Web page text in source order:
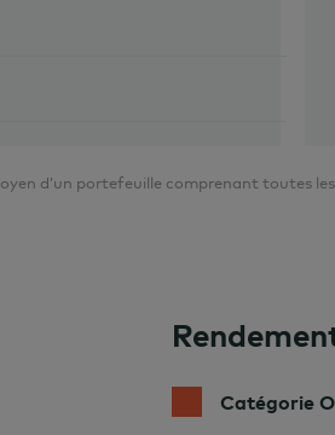
d’un portefeuille comprenant toutes
Catégorie